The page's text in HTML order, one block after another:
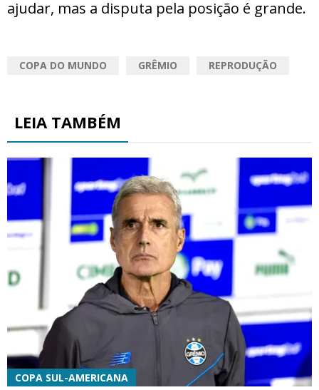
ajudar, mas a disputa pela posição é grande.
COPA DO MUNDO GRÊMIO REPRODUÇÃO
LEIA TAMBÉM
COPA SUL-AMERICANA